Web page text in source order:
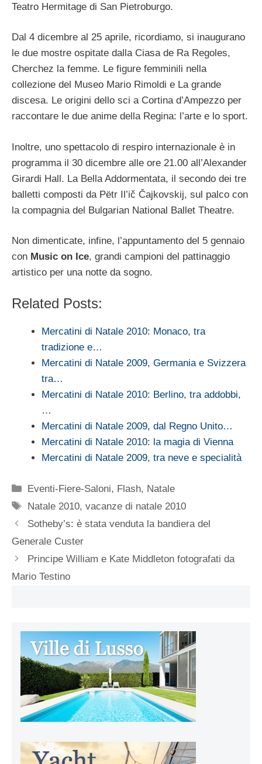
Teatro Hermitage di San Pietroburgo.
Dal 4 dicembre al 25 aprile, ricordiamo, si inaugurano
le due mostre ospitate dalla Ciasa de Ra Regoles,
Cherchez la femme. Le figure femminili nella
collezione del Museo Mario Rimoldi e La grande
discesa. Le origini dello sci a Cortina d’Ampezzo per
raccontare le due anime della Regina: l’arte e lo sport.
Inoltre, uno spettacolo di respiro internazionale è in
programma il 30 dicembre alle ore 21.00 all’Alexander
Girardi Hall. La Bella Addormentata, il secondo dei tre
balletti composti da Pëtr Il’ič Čajkovskij, sul palco con
la compagnia del Bulgarian National Ballet Theatre.
Non dimenticate, infine, l’appuntamento del 5 gennaio
con Music on Ice, grandi campioni del pattinaggio
artistico per una notte da sogno.
Related Posts:
Mercatini di Natale 2010: Monaco, tra
tradizione e…
Mercatini di Natale 2009, Germania e Svizzera
tra…
Mercatini di Natale 2010: Berlino, tra addobbi,
…
Mercatini di Natale 2009, dal Regno Unito…
Mercatini di Natale 2010: la magia di Vienna
Mercatini di Natale 2009, tra neve e specialità
Categorie
Eventi-Fiere-Saloni, Flash, Natale
Tag
Natale 2010,vacanze di natale 2010
Sotheby’s: è stata venduta la bandiera del
Generale Custer
Principe William e Kate Middleton fotografati da
Mario Testino